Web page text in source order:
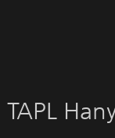
TAPL